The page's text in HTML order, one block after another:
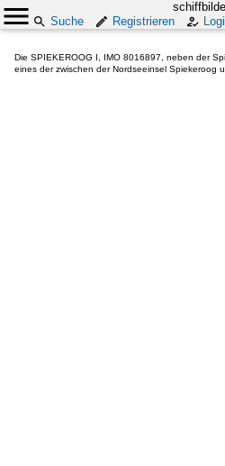
Suche
Registrieren
Die SPIEKEROOG I, IMO 8016897, neben der
eines der zwischen der Nordseeinsel Spiekeroog